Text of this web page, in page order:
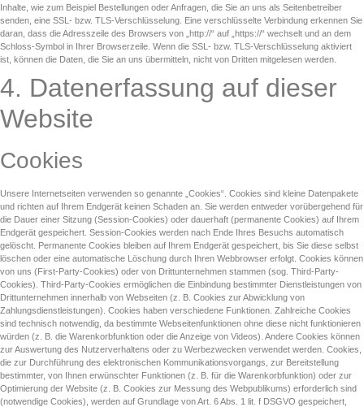
Inhalte, wie zum Beispiel Bestellungen oder Anfragen, die Sie an uns als Seitenbetreiber
senden, eine SSL- bzw. TLS-Verschlüsselung. Eine verschlüsselte Verbindung erkennen Sie
daran, dass die Adresszeile des Browsers von „http://“ auf „https://“ wechselt und an dem
Schloss-Symbol in Ihrer Browserzeile. Wenn die SSL- bzw. TLS-Verschlüsselung aktiviert
ist, können die Daten, die Sie an uns übermitteln, nicht von Dritten mitgelesen werden.
4. Datenerfassung auf dieser
Website
Cookies
Unsere Internetseiten verwenden so genannte „Cookies“. Cookies sind kleine Datenpakete
und richten auf Ihrem Endgerät keinen Schaden an. Sie werden entweder vorübergehend für
die Dauer einer Sitzung (Session-Cookies) oder dauerhaft (permanente Cookies) auf Ihrem
Endgerät gespeichert. Session-Cookies werden nach Ende Ihres Besuchs automatisch
gelöscht. Permanente Cookies bleiben auf Ihrem Endgerät gespeichert, bis Sie diese selbst
löschen oder eine automatische Löschung durch Ihren Webbrowser erfolgt. Cookies können
von uns (First-Party-Cookies) oder von Drittunternehmen stammen (sog. Third-Party-
Cookies). Third-Party-Cookies ermöglichen die Einbindung bestimmter Dienstleistungen von
Drittunternehmen innerhalb von Webseiten (z. B. Cookies zur Abwicklung von
Zahlungsdienstleistungen). Cookies haben verschiedene Funktionen. Zahlreiche Cookies
sind technisch notwendig, da bestimmte Webseitenfunktionen ohne diese nicht funktionieren
würden (z. B. die Warenkorbfunktion oder die Anzeige von Videos). Andere Cookies können
zur Auswertung des Nutzerverhaltens oder zu Werbezwecken verwendet werden. Cookies,
die zur Durchführung des elektronischen Kommunikationsvorgangs, zur Bereitstellung
bestimmter, von Ihnen erwünschter Funktionen (z. B. für die Warenkorbfunktion) oder zur
Optimierung der Website (z. B. Cookies zur Messung des Webpublikums) erforderlich sind
(notwendige Cookies), werden auf Grundlage von Art. 6 Abs. 1 lit. f DSGVO gespeichert,